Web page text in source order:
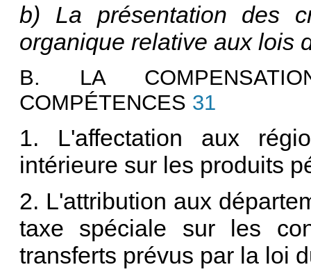
b) La présentation des
organique relative aux lois
B. LA
COMPÉTENCES 31
1. L'affectation aux
intérieure sur les produits
2. L'attribution aux
taxe spéciale sur les
transferts prévus par la loi